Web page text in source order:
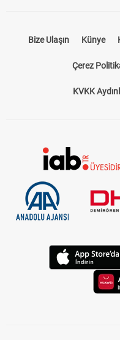
Bize Ulaşın Künye
Çerez
KVKK